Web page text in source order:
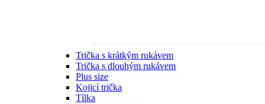
Trička s krátkým rukávem
Trička s dlouhým rukávem
Plus size
Kojicí trička
Tílka